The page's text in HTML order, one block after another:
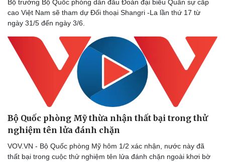
Bộ trưởng Bộ Quốc phòng dẫn đầu Đoàn đại biểu Quân sự cấp
cao Việt Nam sẽ tham dự Đối thoại Shangri -La lần thứ 17 từ
ngày 31/5 đến ngày 3/6.
Bộ Quốc phòng Mỹ thừa nhận thất bại trong thử
nghiệm tên lửa đánh chặn
VOV.VN - Bộ Quốc phòng Mỹ hôm 1/2 xác nhận, nước này đã
thất bại trong cuộc thử nghiệm tên lửa đánh chặn ngoài khơi bờ